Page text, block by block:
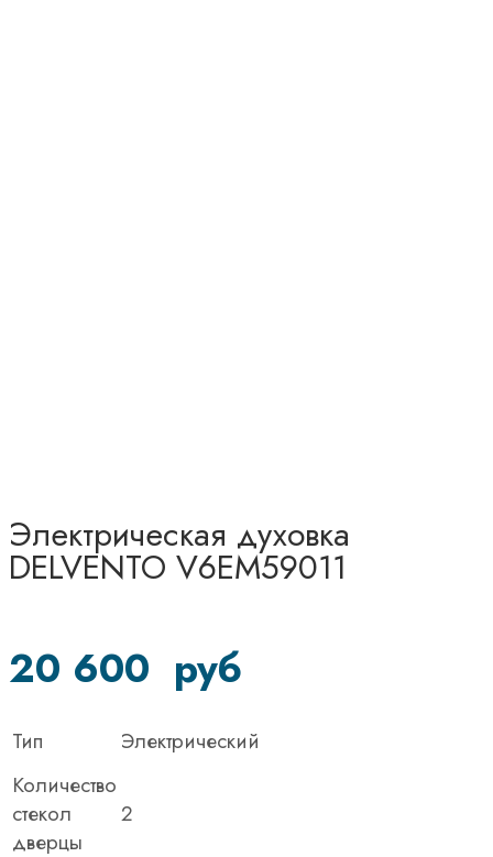
Электрическая духовка
DELVENTO V6EM59011
20 600 руб
Тип
Электрический
Количество
стекол
дверцы
2